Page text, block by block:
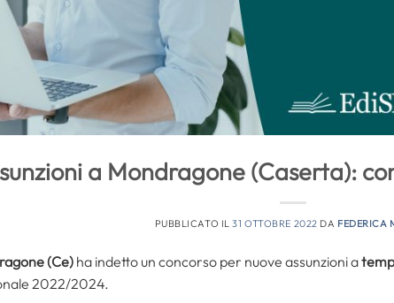
a Mondragone (Caserta):
PUBBLICATO IL31 OTTOBRE 2022 DA FEDERICA
(Ce) ha indetto un concorso per nuove assunzioni a
2022/2024.